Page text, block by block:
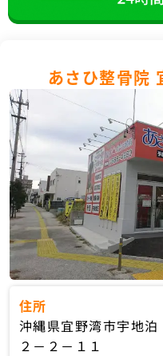
あさひ整骨院
住所
沖縄県宜野湾市宇地泊
２－２－１１